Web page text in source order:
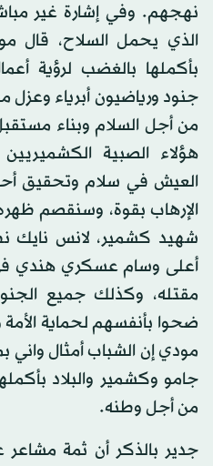
نهجهم. وفي إشارة غير
الذي يحمل السلاح، قال
بأكملها بالغضب لرؤية
جنود ورياضيون أبرياء وعزل
من أجل السلام وبناء
هؤلاء الصبية
العيش في سلام وتحقيق
الإرهاب بقوة، وسنقصم
شهيد كشمير، لانس نايك
أعلى وسام عسكري هندي
مقتله، وكذلك جميع
ضحوا بأنفسهم لحماية
مودي إن الشباب أمثال واني
جامو وكشمير والبلاد
من أجل وطنه.
جدير بالذكر أن ثمة مشاعر